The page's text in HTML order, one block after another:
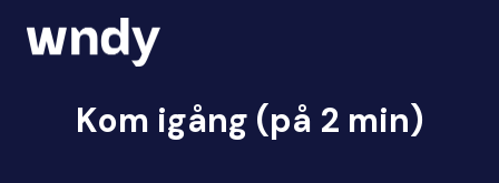
Kom igång (på 2 min)